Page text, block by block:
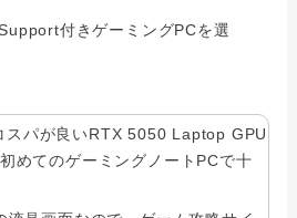
付きゲーミングPCを選
スパが良いRTX 5050 Laptop GPU
めてのゲーミングノートPCで十